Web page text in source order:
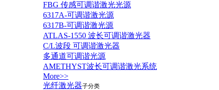
FBG 传感可调谐激光光源
6317A-可调谐激光源
6317B-可调谐激光源
ATLAS-1550 波长可调谐激光器
C/L波段 可调谐激光器
多通道可调谐光源
AMETHYST波长可调谐激光系统
More>>
光纤激光器子分类